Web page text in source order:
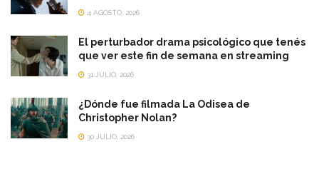
4 AGOSTO, 2026
El perturbador drama psicológico que tenés
que ver este fin de semana en streaming
31 JULIO, 2026
¿Dónde fue filmada La Odisea de
Christopher Nolan?
30 JULIO, 2026